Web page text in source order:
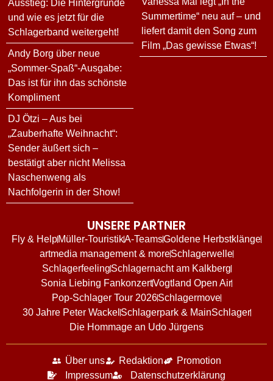
Ausstieg: Die Hintergründe
und wie es jetzt für die
Schlagerband weitergeht!
Andy Borg über neue
„Sommer-Spaß“-Ausgabe:
Das ist für ihn das schönste
Kompliment
DJ Ötzi – Aus bei
„Zauberhafte Weihnacht“:
Sender äußert sich –
bestätigt aber nicht Melissa
Naschenweng als
Nachfolgerin in der Show!
Summertime“ neu auf – und
liefert damit den Song zum
Film „Das gewisse Etwas“!
UNSERE PARTNER
Fly & HelpMüller-TouristikA-TeamsGoldene Herbstklänge
artmedia management & moreSchlagerwelle
SchlagerfeelingSchlagernacht am Kalkberg
Sonia Liebing FankonzertVogtland Open Air
Pop-Schlager Tour 2026Schlagermove
30 Jahre Peter Wackel Schlagerpark & MainSchlager
Die Hommage an Udo Jürgens
Über uns Redaktion
Promotion
Impressum
Datenschutzerklärung